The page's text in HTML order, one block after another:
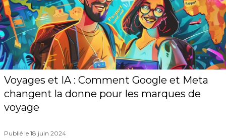
Voyages et IA : Comment Google et Meta
changent la donne pour les marques de
voyage
Publié le 18 juin 2024